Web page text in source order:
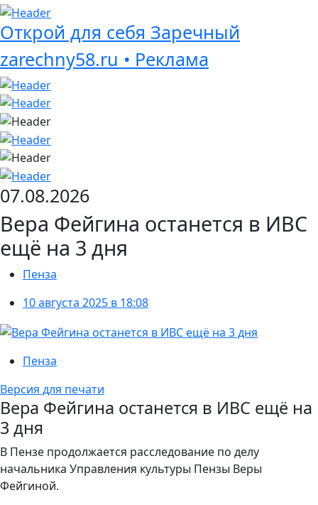
Открой для себя Заречный
zarechny58.ru • Реклама
07.08.2026
Вера Фейгина останется в ИВС
ещё на 3 дня
Пенза
10 августа 2025 в 18:08
Пенза
Версия для печати
Вера Фейгина останется в ИВС ещё на
3 дня
В Пензе продолжается расследование по делу
начальника Управления культуры Пензы Веры
Фейгиной.